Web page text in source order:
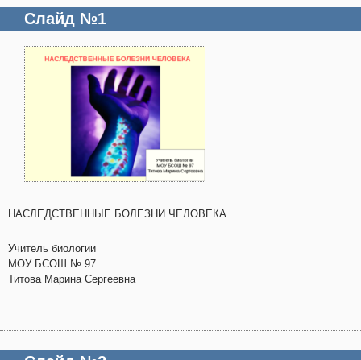
Слайд №1
НАСЛЕДСТВЕННЫЕ БОЛЕЗНИ ЧЕЛОВЕКА
Учитель биологии
МОУ БСОШ № 97
Титова Марина Сергеевна